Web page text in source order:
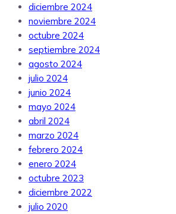
diciembre 2024
noviembre 2024
octubre 2024
septiembre 2024
agosto 2024
julio 2024
junio 2024
mayo 2024
abril 2024
marzo 2024
febrero 2024
enero 2024
octubre 2023
diciembre 2022
julio 2020